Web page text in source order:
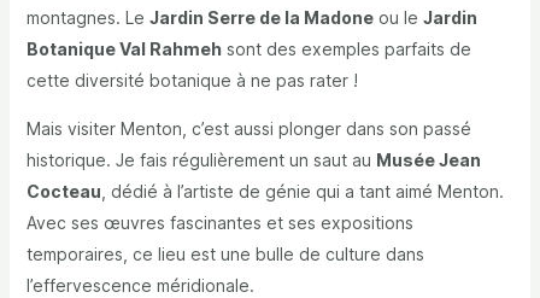
montagnes. Le Jardin Serre de la Madoneou le Jardin
Botanique Val Rahmehsont des exemples parfaits de
cette diversité botanique à ne pas rater !
Mais visiter Menton, c’est aussi plonger dans son passé
historique. Je fais régulièrement un saut au Musée Jean
Cocteau , dédié à l’artiste de génie qui a tant aimé Menton.
Avec ses œuvres fascinantes et ses expositions
temporaires, ce lieu est une bulle de culture dans
l’effervescence méridionale.